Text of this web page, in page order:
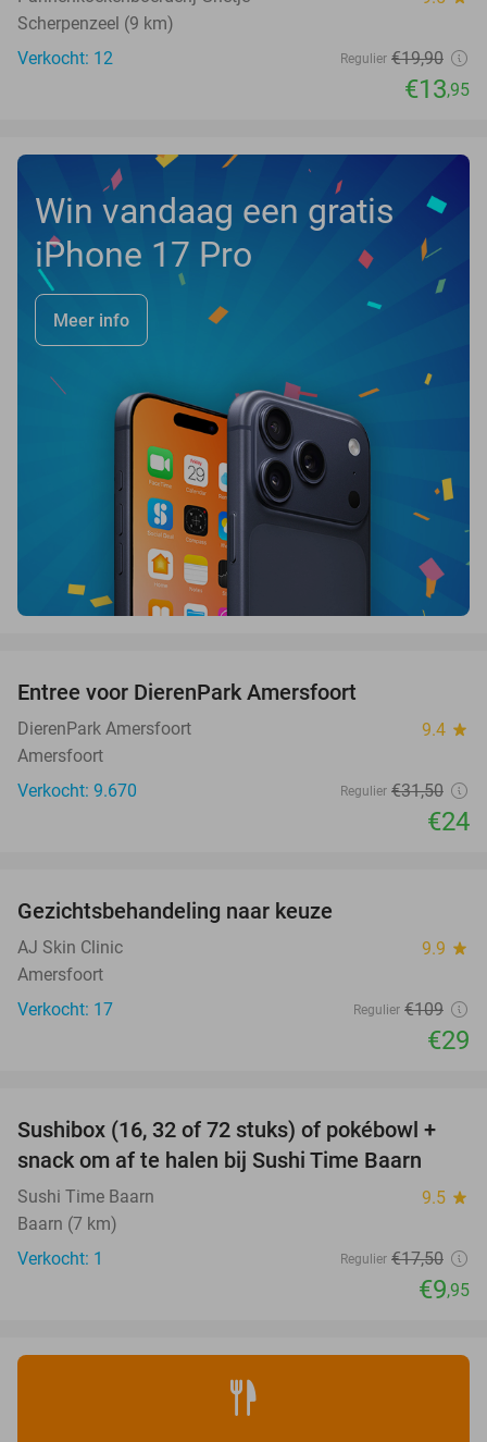
Scherpenzeel (9 km)
Verkocht: 12
Regulier €19,90
€13,95
Win vandaag een gratis
iPhone 17 Pro
Meer info
Entree voor DierenPark Amersfoort
DierenPark Amersfoort 9.4 star
Amersfoort
Verkocht: 9.670
Regulier €31,50
€24
Gezichtsbehandeling naar keuze
AJ Skin Clinic 9.9 star
Amersfoort
Verkocht: 17
Regulier €109
€29
43%
TODAY
Sushibox (16, 32 of 72 stuks) of pokébowl +
snack om af te halen bij Sushi Time Baarn
Sushi Time Baarn 9.5 star
Baarn (7 km)
Verkocht: 1
Regulier €17,50
€9,95